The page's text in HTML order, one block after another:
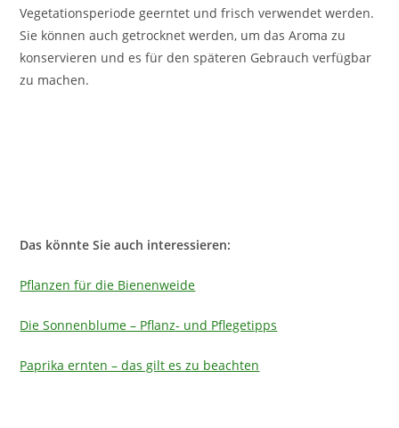
Vegetationsperiode geerntet und frisch verwendet werden.
Sie können auch getrocknet werden, um das Aroma zu
konservieren und es für den späteren Gebrauch verfügbar
zu machen.
Das könnte Sie auch interessieren:
Pflanzen für die Bienenweide
Die Sonnenblume – Pflanz- und Pflegetipps
Paprika ernten – das gilt es zu beachten